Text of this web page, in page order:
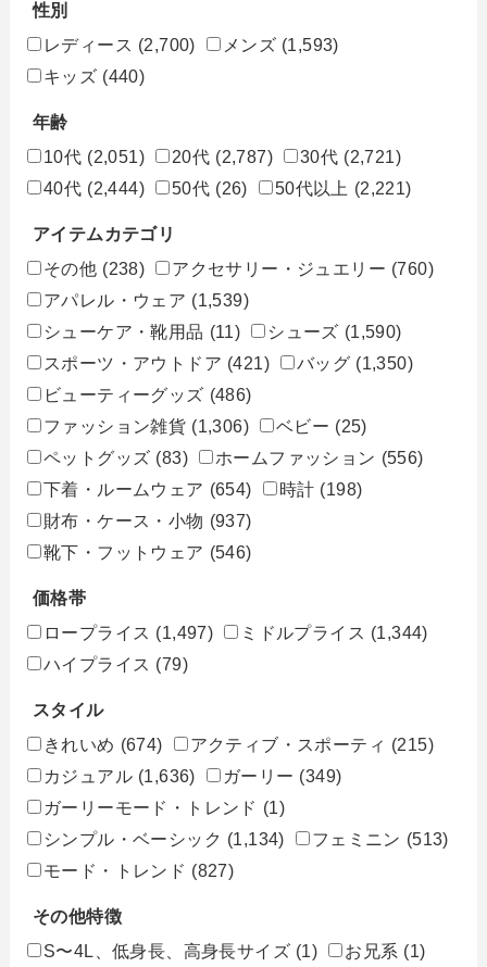
性別
レディース (2,700) メンズ (1,593)
キッズ (440)
年齢
10代 (2,051) 20代 (2,787) 30代 (2,721)
40代 (2,444) 50代 (26) 50代以上 (2,221)
アイテムカテゴリ
その他 (238) アクセサリー・ジュエリー (760)
アパレル・ウェア (1,539)
シューケア・靴用品 (11) シューズ (1,590)
スポーツ・アウトドア (421) バッグ (1,350)
ビューティーグッズ (486)
ファッション雑貨 (1,306) ベビー (25)
ペットグッズ (83) ホームファッション (556)
下着・ルームウェア (654) 時計 (198)
財布・ケース・小物 (937)
靴下・フットウェア (546)
価格帯
ロープライス (1,497) ミドルプライス (1,344)
ハイプライス (79)
スタイル
きれいめ (674) アクティブ・スポーティ (215)
カジュアル (1,636) ガーリー (349)
ガーリーモード・トレンド (1)
シンプル・ベーシック (1,134) フェミニン (513)
モード・トレンド (827)
その他特徴
S〜4L、低身長、高身長サイズ (1) お兄系 (1)